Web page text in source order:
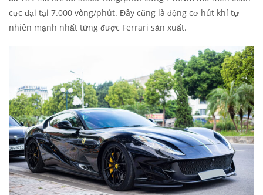
cực đại tại 7.000 vòng/phút. Đây cũng là động cơ hút khí tự
nhiên mạnh nhất từng được Ferrari sản xuất.